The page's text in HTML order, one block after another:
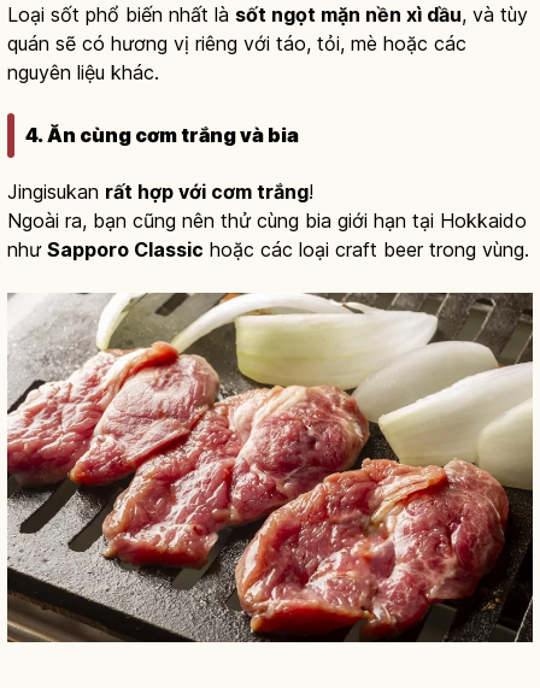
Loại sốt phổ biến nhất là sốt ngọt mặn nền xì dầu, và tùy
quán sẽ có hương vị riêng với táo, tỏi, mè hoặc các
nguyên liệu khác.
4. Ăn cùng cơm trắng và bia
Jingisukan rất hợp với cơm trắng!
Ngoài ra, bạn cũng nên thử cùng bia giới hạn tại Hokkaido
như Sapporo Classic hoặc các loại craft beer trong vùng.